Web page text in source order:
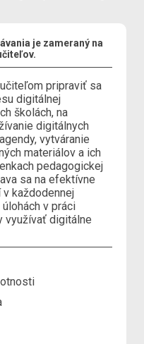
je zameraný na
pripraviť sa
digitálnej
školách, na
digitálnych
vytváranie
materiálov a ich
pedagogickej
sa na efektívne
každodennej
v práci
využívať digitálne